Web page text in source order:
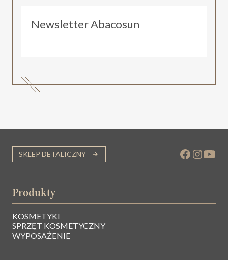
Newsletter Abacosun
SKLEP DETALICZNY
Produkty
KOSMETYKI
SPRZĘT KOSMETYCZNY
WYPOSAŻENIE